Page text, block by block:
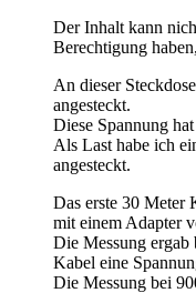
Der Inhalt kann
Berechtigung
An dieser
angesteckt.
Diese Spannung
Als Last habe ich
angesteckt.
Das erste 30 Meter
mit einem Adapter
Die Messung ergab
Kabel eine
Die Messung bei